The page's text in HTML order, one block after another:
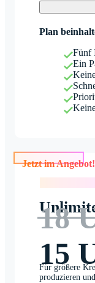
Plan
Fünf
Ein
Jetzt im Angebot!
18
15
Für größere
produzieren